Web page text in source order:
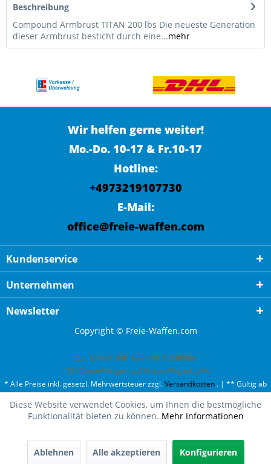
Beschreibung
Compound Armbrust TITAN 200 lbs Die neueste Generation
dieser Armbrust besticht durch eine...mehr
Wir helfen gerne weiter!
Mo.-Do. 10-17 & Fr.10-17
Hotline:
+4973219107730
E-Mail:
office@freie-waffen.com
Kundenservice
Unternehmen
Newsletter
Copyright © Freie-Waffen.com
ESC GmbH hat 4,87von 5Sternen
| 791 Bewertungen auf ProvenExpert.com
* Alle Preise inkl. gesetzl. Mehrwertsteuer zzgl.Versandkosten . | ** Gültig ab
ausgenommen Gefahrgut. Weitere Ländern finden Sie unterVersandkosten
Diese Website verwendet Cookies, um Ihnen die bestmögliche
Funktionalität bieten zu können. Mehr Informationen
Ablehnen Alle akzeptieren Konfigurieren